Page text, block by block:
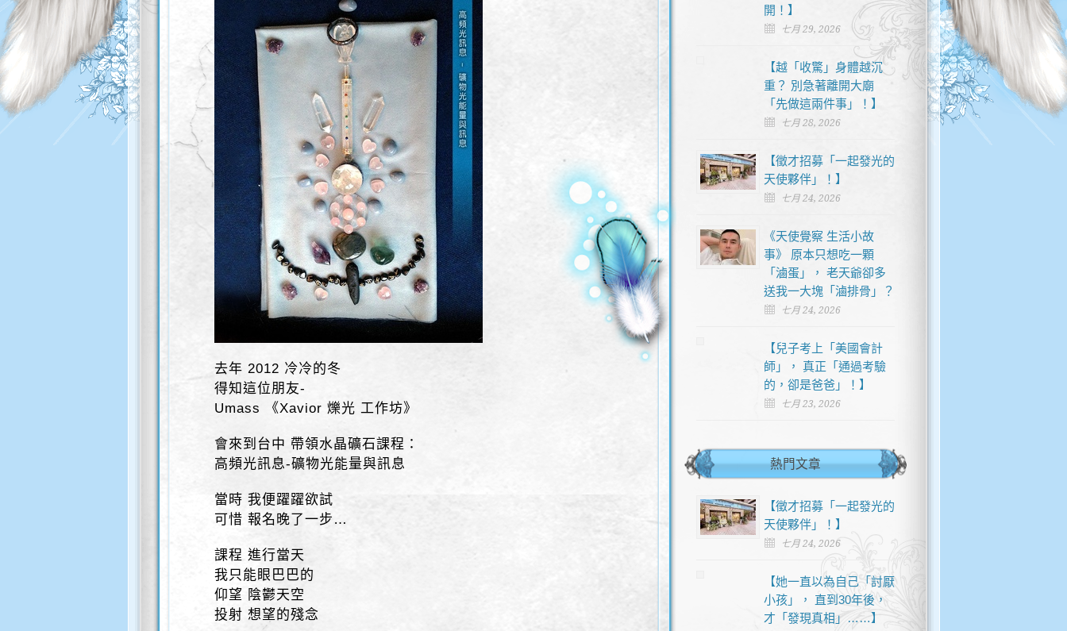
去年 2012 冷冷的冬
得知這位朋友-
Umass 《Xavior 爍光 工作坊》
會來到台中 帶領水晶礦石課程：
高頻光訊息-礦物光能量與訊息
當時 我便躍躍欲試
可惜 報名晚了一步…
課程 進行當天
我只能眼巴巴的
仰望 陰鬱天空
投射 想望的殘念
開！】
七月 29, 2026
【越「收驚」身體越沉
重？ 別急著離開大廟
「先做這兩件事」！】
七月 28, 2026
【徵才招募「一起發光的
天使夥伴」！】
七月 24, 2026
《天使覺察 生活小故
事》 原本只想吃一顆
「滷蛋」， 老天爺卻多
送我一大塊「滷排骨」？
七月 24, 2026
【兒子考上「美國會計
師」， 真正「通過考驗
的，卻是爸爸」！】
七月 23, 2026
熱門文章
【徵才招募「一起發光的
天使夥伴」！】
七月 24, 2026
【她一直以為自己「討厭
小孩」， 直到30年後，
才「發現真相」……】